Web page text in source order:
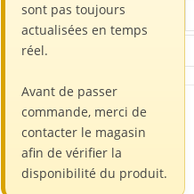
sont pas toujours
actualisées en temps
réel.
Avant de passer
commande, merci de
contacter le magasin
afin de vérifier la
disponibilité du produit.